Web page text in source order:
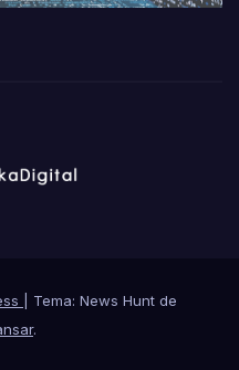
Tema: News Hunt de
.